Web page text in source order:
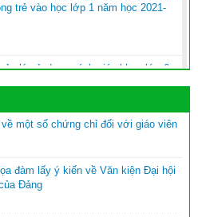
trẻ vào học lớp 1 năm học 2021-
lý sử dụng sách giáo khoa lớp 6
trao tặng nhà khuyến học cho
Thuận Kiên Giang II trao tập cho 22
mới 2023-2024
một số chứng chỉ đối với giáo viên
đàm lấy ý kiến về Văn kiện Đại hội
Đảng